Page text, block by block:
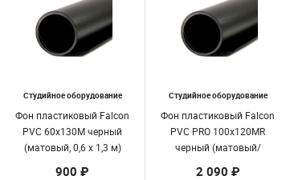
Студийное оборудование
Фон пластиковый Falcon
PVC 60х130M черный
(матовый, 0,6 х 1,3 м)
900 ₽
Студийное оборудование
Фон пластиковый Falcon
PVC PRO 100х120MR
черный (матовый/
2 090 ₽